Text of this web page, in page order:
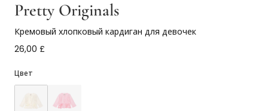
Pretty Originals
Кремовый хлопковый кардиган для девочек
26,00 £
Цвет